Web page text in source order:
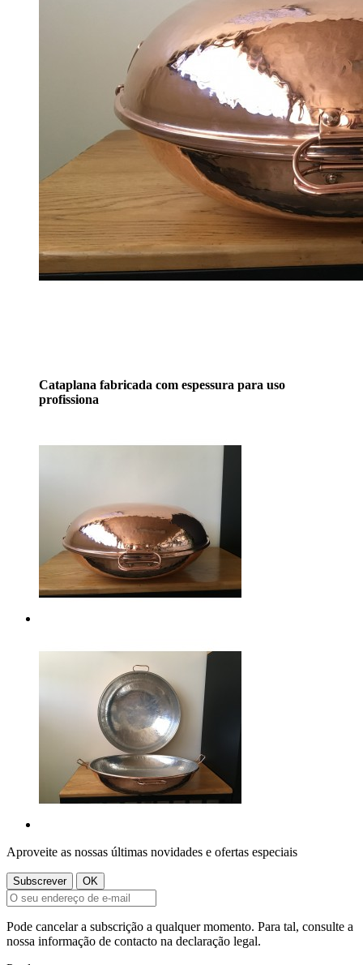
Cataplana fabricada com espessura para uso
profissiona
Aproveite as nossas últimas novidades e ofertas especiais
Pode cancelar a subscrição a qualquer momento. Para tal, consulte a
nossa informação de contacto na declaração legal.